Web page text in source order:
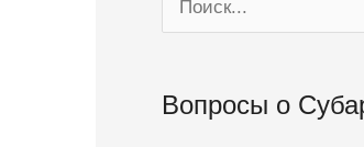
о
с
Вопросы о